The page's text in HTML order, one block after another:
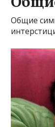
Общие